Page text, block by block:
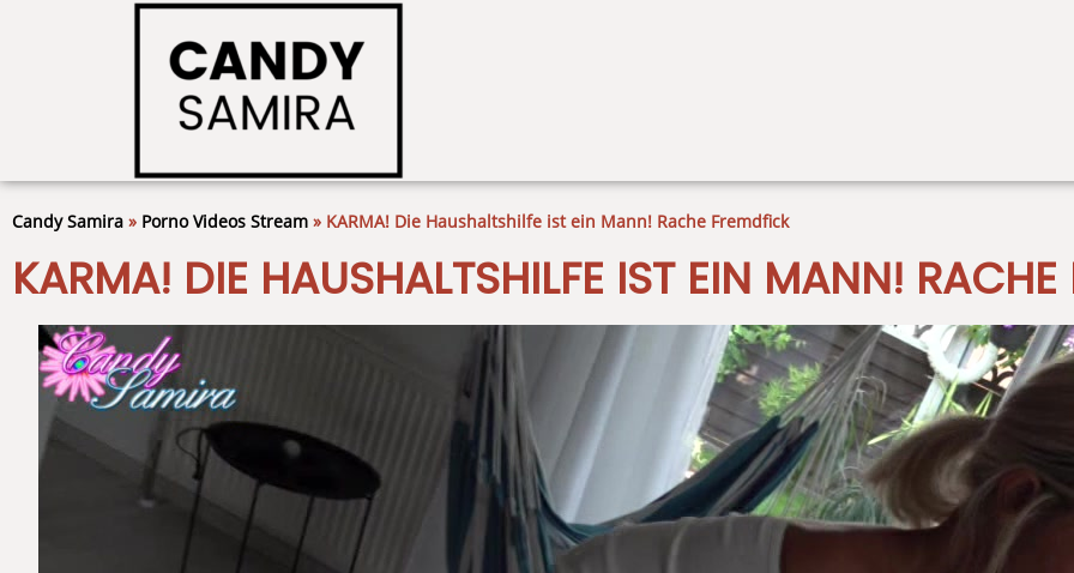
Candy Samira » Porno Videos Stream » KARMA! Die Haushaltshilfe ist ein Mann! Rache Fremdfick
KARMA! DIE HAUSHALTSHILFE IST EIN MANN! RACHE